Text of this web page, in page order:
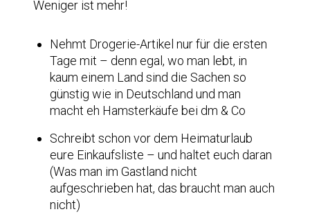
Weniger ist mehr!
Nehmt Drogerie-Artikel nur für die ersten
Tage mit – denn egal, wo man lebt, in
kaum einem Land sind die Sachen so
günstig wie in Deutschland und man
macht eh Hamsterkäufe bei dm & Co
Schreibt schon vor dem Heimaturlaub
eure Einkaufsliste – und haltet euch daran
(Was man im Gastland nicht
aufgeschrieben hat, das braucht man auch
nicht)